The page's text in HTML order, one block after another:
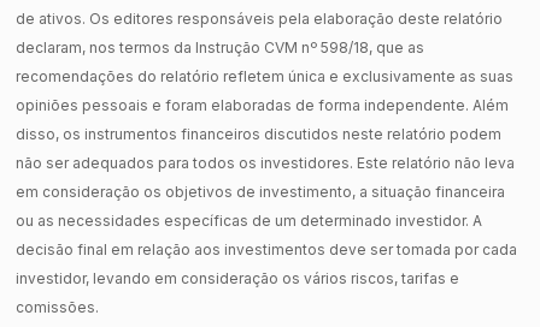
de ativos. Os editores responsáveis pela elaboração deste relatório
declaram, nos termos da Instrução CVM nº 598/18, que as
recomendações do relatório refletem única e exclusivamente as suas
opiniões pessoais e foram elaboradas de forma independente. Além
disso, os instrumentos financeiros discutidos neste relatório podem
não ser adequados para todos os investidores. Este relatório não leva
em consideração os objetivos de investimento, a situação financeira
ou as necessidades específicas de um determinado investidor. A
decisão final em relação aos investimentos deve ser tomada por cada
investidor, levando em consideração os vários riscos, tarifas e
comissões.